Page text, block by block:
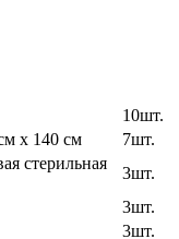
10шт.
x 140 см
7шт.
стерильная
3шт.
3шт.
3шт.